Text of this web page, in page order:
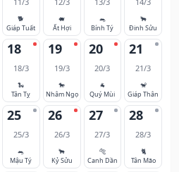
🐕
Giáp Tuất
🐖
Ất Hợi
🐀
Bính Tý
🐂
Đinh Sửu
18
18/3
🐍
Tân Tỵ
19
19/3
🐎
Nhâm Ngọ
20
20/3
🐐
Quý Mùi
21
21/3
🐒
Giáp Thân
25
25/3
🐀
Mậu Tý
26
26/3
🐂
Kỷ Sửu
27
27/3
🐅
Canh Dần
28
28/3
🐈
Tân Mão